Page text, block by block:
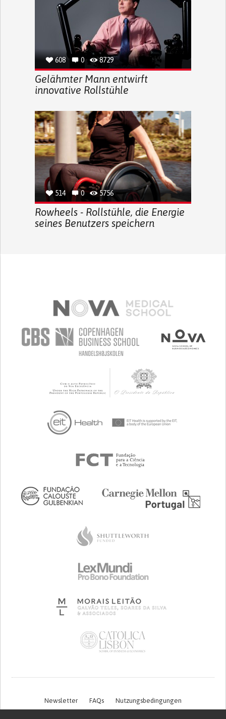
608 0 8729
Gelähmter Mann entwirft
innovative Rollstühle
514 0 5756
Rowheels - Rollstühle, die Energie
seines Benutzers speichern
Newsletter FAQs Nutzungsbedingungen